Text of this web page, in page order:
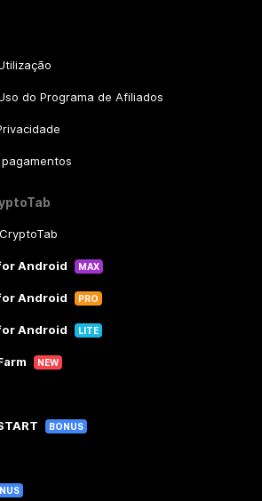
do Programa de Afiliados
Android MAX
Android PRO
Android LITE
NEW
BONUS